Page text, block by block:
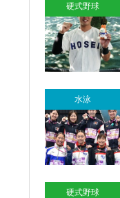
硬式野球
水泳
硬式野球